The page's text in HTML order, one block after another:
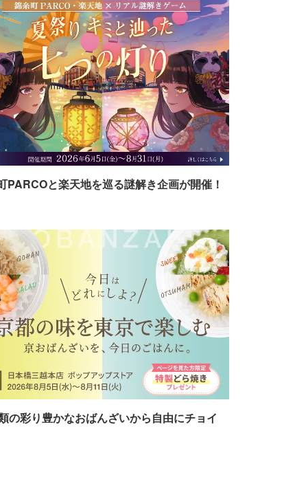
PARCOと楽天地を巡る謎解き企画が開催！
の彩り豊かなおばんざいから自由にチョイ